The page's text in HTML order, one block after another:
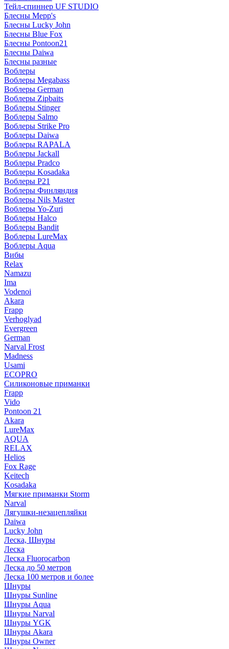
Тейл-спиннер UF STUDIO
Блесны Mepp's
Блесны Lucky John
Блесны Blue Fox
Блесны Pontoon21
Блесны Daiwa
Блесны разные
Воблеры
Воблеры Megabass
Воблеры German
Воблеры Zipbaits
Воблеры Stinger
Воблеры Salmo
Воблеры Strike Pro
Воблеры Daiwa
Воблеры RAPALA
Воблеры Jackall
Воблеры Pradco
Воблеры Kosadaka
Воблеры P21
Воблеры Финляндия
Воблеры Nils Master
Воблеры Yo-Zuri
Воблеры Halco
Воблеры Bandit
Воблеры LureMax
Воблеры Aqua
Вибы
Relax
Namazu
Ima
Vodenoi
Akara
Frapp
Verhoglyad
Evergreen
German
Narval Frost
Madness
Usami
ECOPRO
Силиконовые приманки
Frapp
Vido
Pontoon 21
Akara
LureMax
AQUA
RELAX
Helios
Fox Rage
Keitech
Kosadaka
Мягкие приманки Storm
Narval
Лягушки-незацепляйки
Daiwa
Lucky John
Леска, Шнуры
Леска
Леска Fluorocarbon
Леска до 50 метров
Леска 100 метров и более
Шнуры
Шнуры Sunline
Шнуры Aqua
Шнуры Narval
Шнуры YGK
Шнуры Akara
Шнуры Owner